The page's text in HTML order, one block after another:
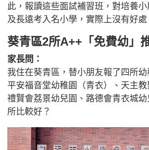
此，報讀這些面試補習班，對培養
及長遠考入名小學，實際上沒有好處
葵青區2所A++「免費幼」
家長問：
我住在葵青區，替小朋友報了四所幼
平安福音堂幼稚園（青衣）、天主教
禮賢會荔景幼兒園、路德會青衣城
所比較好？